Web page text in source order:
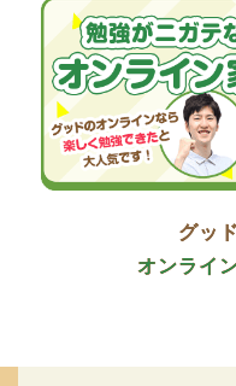
グッ
オンライ